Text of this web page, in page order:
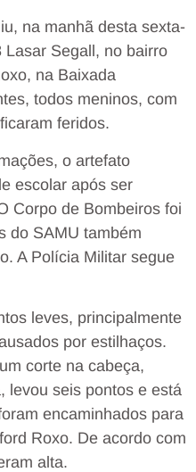
na manhã desta sexta-
Segall, no bairro
na Baixada
todos meninos, com
feridos.
o artefato
escolar após ser
Corpo de Bombeiros foi
do SAMU também
A Polícia Militar segue
leves, principalmente
por estilhaços.
corte na cabeça,
levou seis pontos e está
encaminhados para
Roxo. De acordo com
alta.